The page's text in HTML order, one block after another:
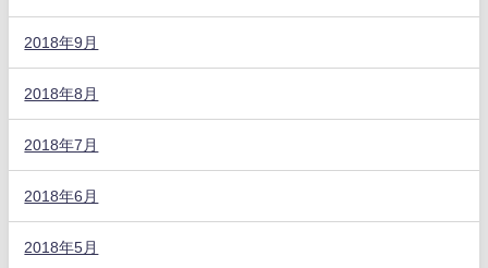
2018年9月
2018年8月
2018年7月
2018年6月
2018年5月